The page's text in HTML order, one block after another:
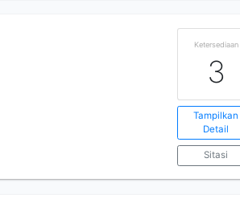
Ketersediaan
3
Tampilkan
Detail
Sitasi